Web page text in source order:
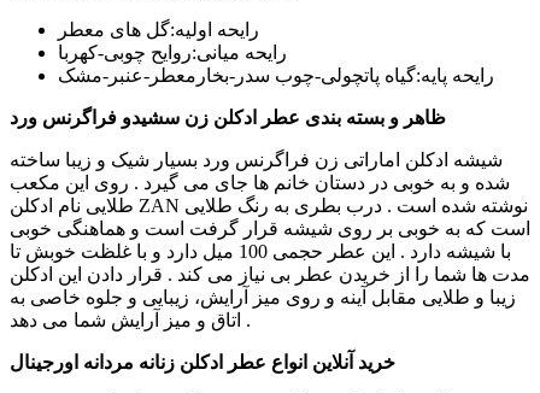
رایحه اولیه:گل های معطر
رایحه میانی:روایح چوبی-کهربا
رایحه پایه:گیاه پاتچولی-چوب سدر-بخارمعطر-عنبر-مشک
ظاهر و بسته بندی عطر ادکلن زن سشیدو فراگرنس ورد
شیشه ادکلن اماراتی زن فراگرنس ورد بسیار شیک و زیبا ساخته
شده و به خوبی در دستان خانم ها جای می گیرد . روی این مکعب
طلایی نام ادکلن ZAN نوشته شده است . درب بطری به رنگ طلایی
است که به خوبی بر روی شیشه قرار گرفت است و هماهنگی خوبی
با شیشه دارد . این عطر حجمی 100 میل دارد و با غلظت خوبش تا
مدت ها شما را از خریدن عطر بی نیاز می کند . قرار دادن این ادکلن
زیبا و طلایی مقابل آینه و روی میز آرایش، زیبایی و جلوه خاصی به
اتاق و میز آرایش شما می دهد .
خرید آنلاین انواع عطر ادکلن زنانه مردانه اورجینال